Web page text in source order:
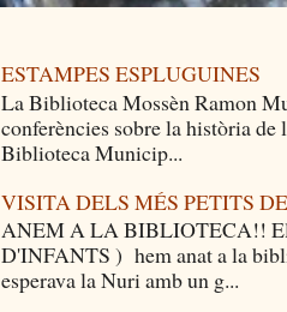
ESTAMPES ESPLUGUINES
La Biblioteca Mossèn Ramon
conferències sobre la història
Biblioteca Municip...
VISITA DELS MÉS PETITS
ANEM A LA BIBLIOTECA!!
D'INFANTS ) hem anat a la
esperava la Nuri amb un g...